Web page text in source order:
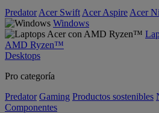
Predator Acer Swift Acer Aspire Acer
Windows
AMD Ryzen™
Desktops
Pro categoría
Predator Gaming Productos sostenibles
Componentes